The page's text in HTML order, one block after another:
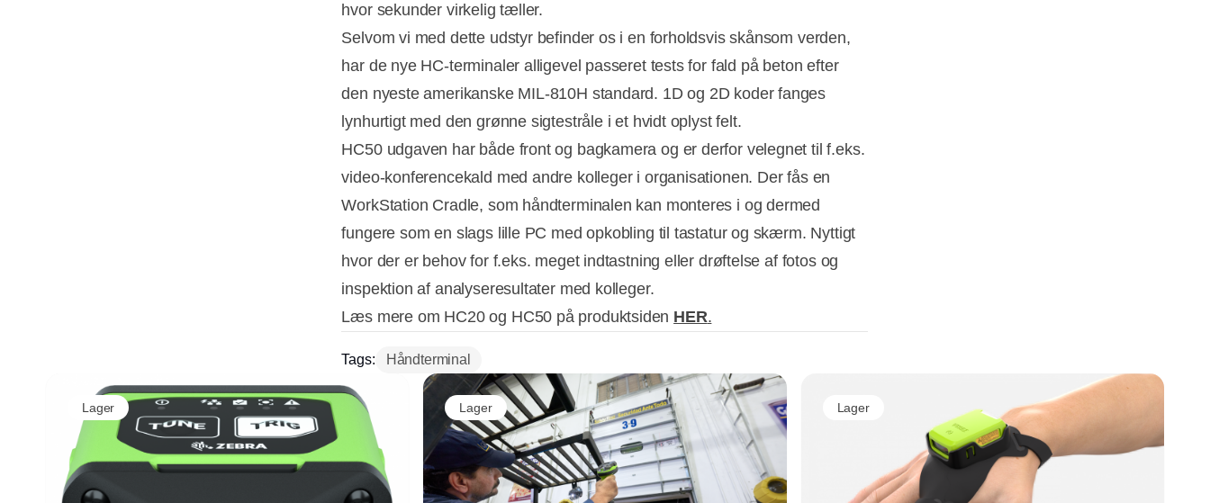
hvor sekunder virkelig tæller.
Selvom vi med dette udstyr befinder os i en forholdsvis skånsom verden,
har de nye HC-terminaler alligevel passeret tests for fald på beton efter
den nyeste amerikanske MIL-810H standard. 1D og 2D koder fanges
lynhurtigt med den grønne sigtestråle i et hvidt oplyst felt.
HC50 udgaven har både front og bagkamera og er derfor velegnet til f.eks.
video-konferencekald med andre kolleger i organisationen. Der fås en
WorkStation Cradle, som håndterminalen kan monteres i og dermed
fungere som en slags lille PC med opkobling til tastatur og skærm. Nyttigt
hvor der er behov for f.eks. meget indtastning eller drøftelse af fotos og
inspektion af analyseresultater med kolleger.
Læs mere om HC20 og HC50 på produktsiden HER.
Tags: Håndterminal
Lager Lager Lager